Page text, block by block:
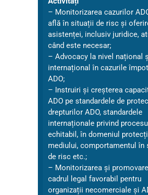
– Monitorizarea cazurilor
află în situații de risc și
asistenței, inclusiv juridice,
când este necesar;
– Advocacy la nivel național
internațional în cazurile
ADO;
– Instruiri și creșterea
ADO pe standardele de
drepturilor ADO, standardele
internaționale privind procesul
echitabil, în domeniul
mediului, comportamentul în
de risc etc.;
– Monitorizarea și
cadrul legal favorabil pentru
organizații necomerciale și